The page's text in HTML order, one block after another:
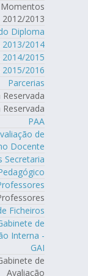
Momentos
2012/2013
Diploma
2014
2015
2016
Parcerias
Reservada
Reservada
PAA
de
Docente
Secretaria
Ficheiros
de
Interna -
GAI
de
Avaliação